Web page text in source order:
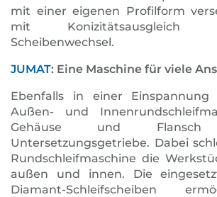
mit einer eigenen Profilform
mit
Scheibenwechsel.
JUMAT: Eine Maschine für viele
Ebenfalls in einer
Außen- und
Gehäuse und
Untersetzungsgetriebe. Dabei
Rundschleif­maschine die
außen und innen. Die
Diamant-Schleifscheiben